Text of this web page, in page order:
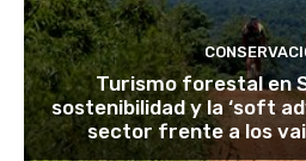
Turismo forestal en
sostenibilidad y la ‘soft
sector frente a los